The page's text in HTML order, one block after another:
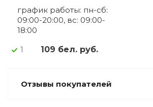
график работы: пн-сб:
09:00-20:00, вс: 09:00-
18:00
1 109 бел. руб.
Отзывы покупателей